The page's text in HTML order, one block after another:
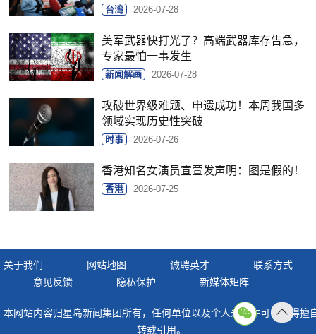
台湾 2026-07-28
美军武器快打光了？高端武器库存告急，
专家最怕一事发生
新闻解画 2026-07-28
攻破世界级难题、申遗成功！本周我国多
领域实现历史性突破
时事 2026-07-26
香港知名女演员宣萱发声明：图是假的！
香港 2026-07-25
关于我们 网站地图 诚聘英才
联系方式
意见反馈
隐私保护 新媒体矩阵
本网站内容归星岛新闻集团所有，任何单位以及个人未经许可，不得擅
转载引用。